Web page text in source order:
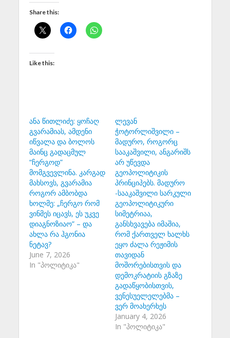
Share this:
Like this:
ანა წითლიძე: ყოჩაღ
გვარამიას, ამდენი
იწვალა და ბოლოს
მაინც გადაცმულ
“ჩერგოდ”
მომგვევლინა. კარგად
მახსოვს, გვარამია
როგორ ამბობდა
ხოლმე: „ჩერგო რომ
ვინმეს იცავს, ეს უკვე
დიაგნოზიაო” – და
ახლა რა ჰგონია
ნეტავ?
June 7, 2026
In "პოლიტიკა"
ლევან
ჭოტორლიშვილი –
მადურო, როგორც
სააკაშვილი, ანგარიშს
არ უწევდა
გეოპოლიტიკის
პრინციპებს. მადურო
-სააკაშვილი სარკული
გეოპოლიტიკური
სიმეტრიაა,
განსხვავება იმაშია,
რომ ქართველ ხალხს
ეყო ძალა რეჟიმის
თავიდან
მოშორებისთვის და
დემოკრატიის გზაზე
გადაწყობისთვის,
ვენესუელელებმა –
ვერ მოახერხეს
January 4, 2026
In "პოლიტიკა"